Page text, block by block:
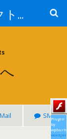
サプリメントダイレクトブログ
Mail SMSPlugin
by